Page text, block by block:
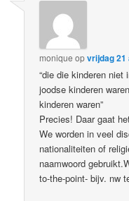
monique opvrijdag 21
“die die kinderen
joodse kinderen
kinderen waren”
Precies! Daar gaat
We worden in veel
nationaliteiten of
naamwoord
to-the-point- bijv. nw